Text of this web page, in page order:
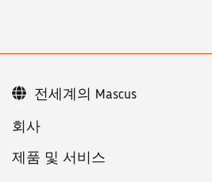
회사
제품 및 서비스
전세계의 Mascus